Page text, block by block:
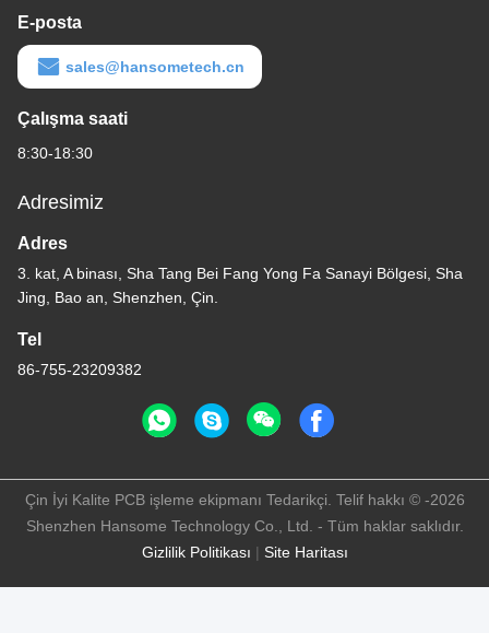
E-posta
sales@hansometech.cn
Çalışma saati
8:30-18:30
Adresimiz
Adres
3. kat, A binası, Sha Tang Bei Fang Yong Fa Sanayi Bölgesi, Sha
Jing, Bao an, Shenzhen, Çin.
Tel
86-755-23209382
Gizlilik Politikası | Site Haritası
Çin İyi Kalite PCB işleme ekipmanı Tedarikçi. Telif hakkı © -2026
Shenzhen Hansome Technology Co., Ltd. - Tüm haklar saklıdır.